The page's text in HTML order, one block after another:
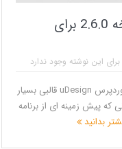
دانلود قالب فارسی uDesign نسخه 2.6.0 برای
این نوشته وجود ندارد
دانلود قالب فارسی uDesign نسخه 2.6.0 برای وردپرس uDesign قالبی بسیار
که پیش زمینه ای از برنامه
بدانید